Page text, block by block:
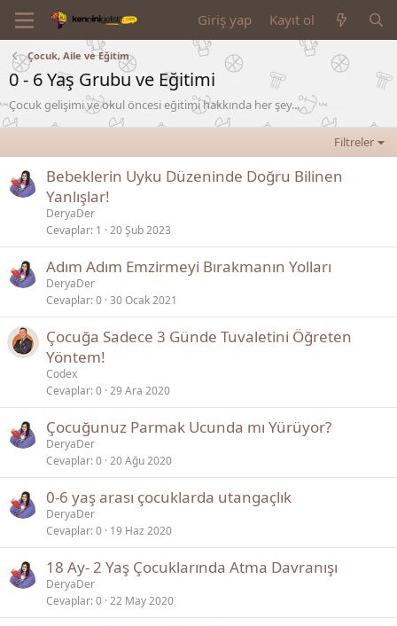
Giriş yap Kayıt ol
Çocuk, Aile ve Eğitim
0 - 6 Yaş Grubu ve Eğitimi
Çocuk gelişimi ve okul öncesi eğitimi hakkında her şey...
Filtreler
Bebeklerin Uyku Düzeninde Doğru Bilinen
Yanlışlar!
DeryaDer
Cevaplar 1 20 Şub 2023
Adım Adım Emzirmeyi Bırakmanın Yolları
DeryaDer
Cevaplar 0 30 Ocak 2021
Çocuğa Sadece 3 Günde Tuvaletini Öğreten
Yöntem!
Codex
Cevaplar 0 29 Ara 2020
Çocuğunuz Parmak Ucunda mı Yürüyor?
DeryaDer
Cevaplar 0 20 Ağu 2020
0-6 yaş arası çocuklarda utangaçlık
DeryaDer
Cevaplar 0 19 Haz 2020
18 Ay- 2 Yaş Çocuklarında Atma Davranışı
DeryaDer
Cevaplar 0 22 May 2020